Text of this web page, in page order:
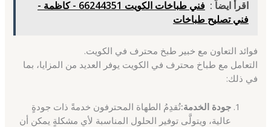
اقرأ ايضاً :
فني طباخات الكويت 66244351 - كاظمة -
فني تصليح طباخات
فوائد التعاون مع خبير طبخ محترف في الكويت.
التعامل مع طباخ محترف في الكويت يوفر العديد من المزايا، بما
في ذلك:
جودة الخدمة:تُقدِمُ الطهاة المحترفون خدمةً ذات جودةٍ
عالية، ويتولَّى توفير الحلول المناسبة لأي مشكلةٍ يمكن أن